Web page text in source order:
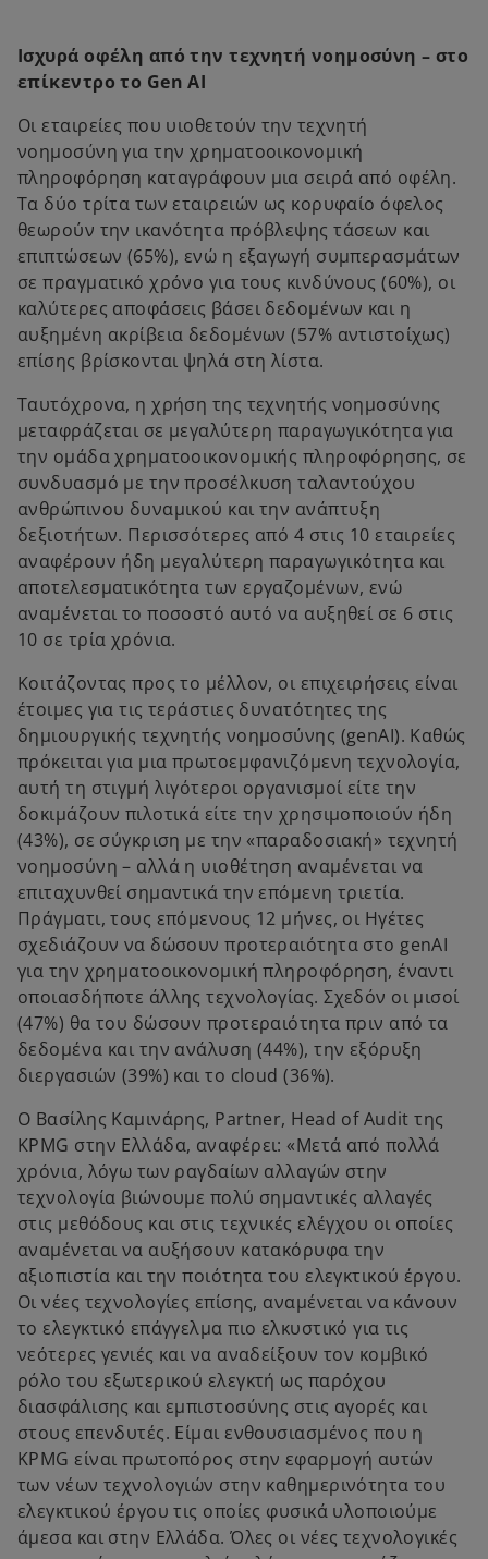
Ισχυρά οφέλη από την τεχνητή νοημοσύνη – στο
επίκεντρο το Gen AI
Οι εταιρείες που υιοθετούν την τεχνητή
νοημοσύνη για την χρηματοοικονομική
πληροφόρηση καταγράφουν μια σειρά από οφέλη.
Τα δύο τρίτα των εταιρειών ως κορυφαίο όφελος
θεωρούν την ικανότητα πρόβλεψης τάσεων και
επιπτώσεων (65%), ενώ η εξαγωγή συμπερασμάτων
σε πραγματικό χρόνο για τους κινδύνους (60%), οι
καλύτερες αποφάσεις βάσει δεδομένων και η
αυξημένη ακρίβεια δεδομένων (57% αντιστοίχως)
επίσης βρίσκονται ψηλά στη λίστα.
Ταυτόχρονα, η χρήση της τεχνητής νοημοσύνης
μεταφράζεται σε μεγαλύτερη παραγωγικότητα για
την ομάδα χρηματοοικονομικής πληροφόρησης, σε
συνδυασμό με την προσέλκυση ταλαντούχου
ανθρώπινου δυναμικού και την ανάπτυξη
δεξιοτήτων. Περισσότερες από 4 στις 10 εταιρείες
αναφέρουν ήδη μεγαλύτερη παραγωγικότητα και
αποτελεσματικότητα των εργαζομένων, ενώ
αναμένεται το ποσοστό αυτό να αυξηθεί σε 6 στις
10 σε τρία χρόνια.
Κοιτάζοντας προς το μέλλον, οι επιχειρήσεις είναι
έτοιμες για τις τεράστιες δυνατότητες της
δημιουργικής τεχνητής νοημοσύνης (genAI). Καθώς
πρόκειται για μια πρωτοεμφανιζόμενη τεχνολογία,
αυτή τη στιγμή λιγότεροι οργανισμοί είτε την
δοκιμάζουν πιλοτικά είτε την χρησιμοποιούν ήδη
(43%), σε σύγκριση με την «παραδοσιακή» τεχνητή
νοημοσύνη – αλλά η υιοθέτηση αναμένεται να
επιταχυνθεί σημαντικά την επόμενη τριετία.
Πράγματι, τους επόμενους 12 μήνες, οι Ηγέτες
σχεδιάζουν να δώσουν προτεραιότητα στο genAI
για την χρηματοοικονομική πληροφόρηση, έναντι
οποιασδήποτε άλλης τεχνολογίας. Σχεδόν οι μισοί
(47%) θα του δώσουν προτεραιότητα πριν από τα
δεδομένα και την ανάλυση (44%), την εξόρυξη
διεργασιών (39%) και το cloud (36%).
Ο Βασίλης Καμινάρης, Partner, Head of Audit της
KPMG στην Ελλάδα, αναφέρει: «Μετά από πολλά
χρόνια, λόγω των ραγδαίων αλλαγών στην
τεχνολογία βιώνουμε πολύ σημαντικές αλλαγές
στις μεθόδους και στις τεχνικές ελέγχου οι οποίες
αναμένεται να αυξήσουν κατακόρυφα την
αξιοπιστία και την ποιότητα του ελεγκτικού έργου.
Οι νέες τεχνολογίες επίσης, αναμένεται να κάνουν
το ελεγκτικό επάγγελμα πιο ελκυστικό για τις
νεότερες γενιές και να αναδείξουν τον κομβικό
ρόλο του εξωτερικού ελεγκτή ως παρόχου
διασφάλισης και εμπιστοσύνης στις αγορές και
στους επενδυτές. Είμαι ενθουσιασμένος που η
KPMG είναι πρωτοπόρος στην εφαρμογή αυτών
των νέων τεχνολογιών στην καθημερινότητα του
ελεγκτικού έργου τις οποίες φυσικά υλοποιούμε
άμεσα και στην Ελλάδα. Όλες οι νέες τεχνολογικές